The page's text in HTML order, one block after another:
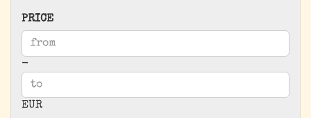
PRICE
PRICE
Price to
-
EUR